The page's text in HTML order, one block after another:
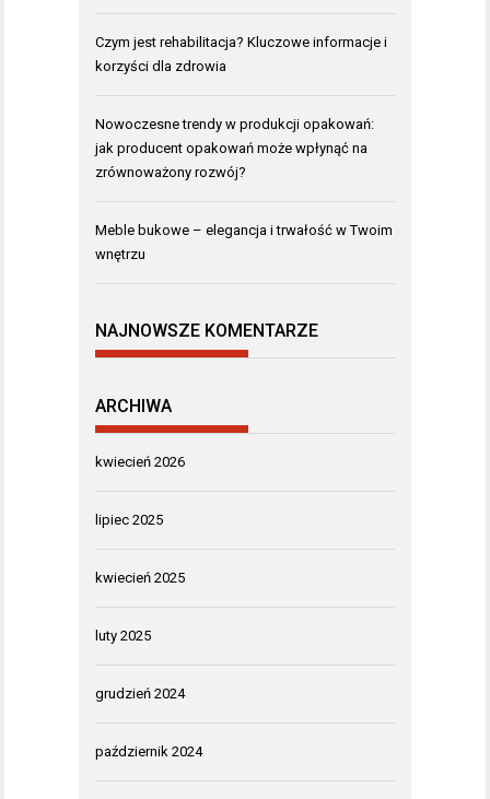
Czym jest rehabilitacja? Kluczowe informacje i
korzyści dla zdrowia
Nowoczesne trendy w produkcji opakowań:
jak producent opakowań może wpłynąć na
zrównoważony rozwój?
Meble bukowe – elegancja i trwałość w Twoim
wnętrzu
NAJNOWSZE KOMENTARZE
ARCHIWA
kwiecień 2026
lipiec 2025
kwiecień 2025
luty 2025
grudzień 2024
październik 2024